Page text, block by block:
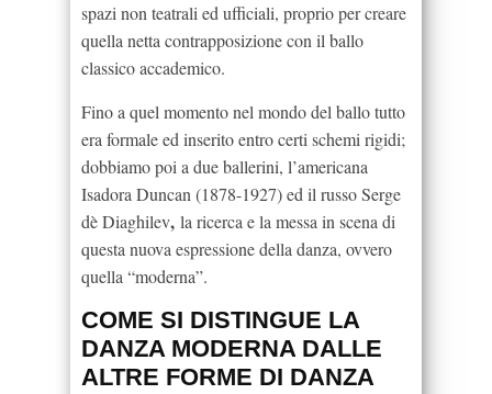
spazi non teatrali ed ufficiali, proprio per creare
quella netta contrapposizione con il ballo
classico accademico.
Fino a quel momento nel mondo del ballo tutto
era formale ed inserito entro certi schemi rigidi;
dobbiamo poi a due ballerini, l’americana
Isadora Duncan (1878-1927) ed il russo Serge
dè Diaghilev, la ricerca e la messa in scena di
questa nuova espressione della danza, ovvero
quella “moderna”.
COME SI DISTINGUE LA
DANZA MODERNA DALLE
ALTRE FORME DI DANZA